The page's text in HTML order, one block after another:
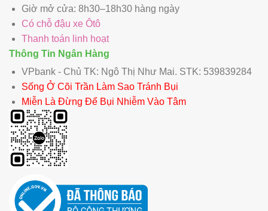
Giờ mở cửa: 8h30–18h30 hàng ngày
Có chỗ đậu xe Ôtô
Thanh toán linh hoạt
Thông Tin Ngân Hàng
VPbank - Chủ TK: Ngô Thị Như Mai. STK: 539839284
Sống Ở Cõi Trần Làm Sao Tránh Bụi
Miễn Là Đừng Để Bụi Nhiễm Vào Tâm